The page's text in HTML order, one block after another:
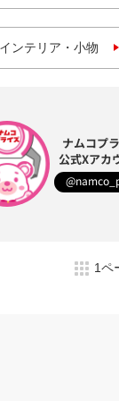
ンテリア・小物
ナムコプ
公式Xアカ
1ペ